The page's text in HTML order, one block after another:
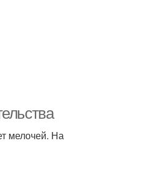
мелочей. На